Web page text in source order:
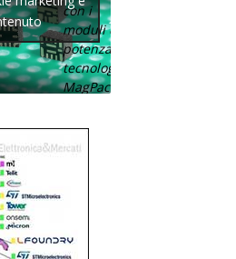
con i
moduli di
potenza con
tecnologia
MagPack.